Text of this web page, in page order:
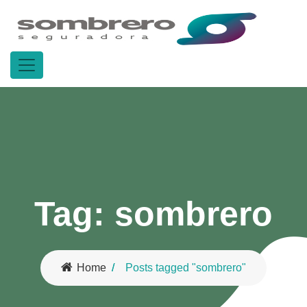
Tag: sombrero
Home Posts tagged "sombrero"